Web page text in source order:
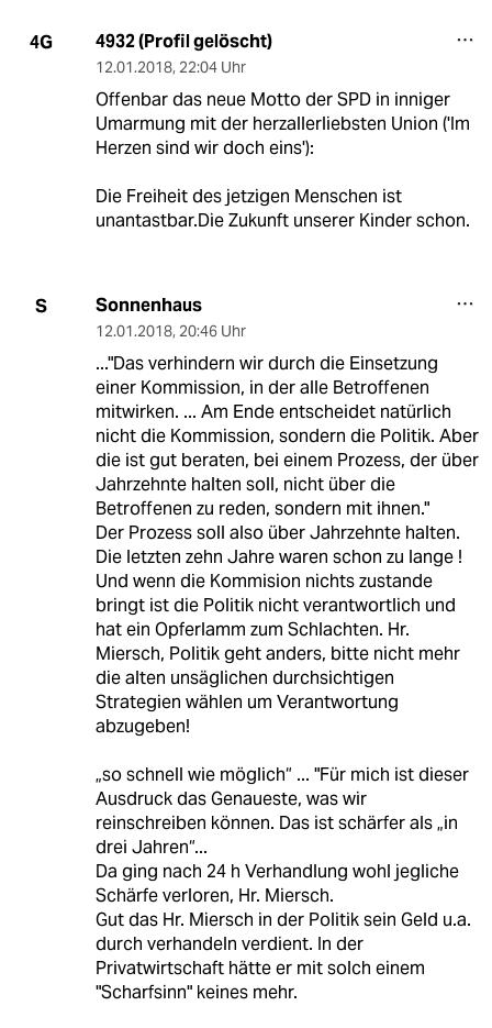
4G 4932 (Profil gelöscht)
12.01.2018, 22:04 Uhr
Offenbar das neue Motto der SPD in inniger
Umarmung mit der herzallerliebsten Union ('Im
Herzen sind wir doch eins'):
Die Freiheit des jetzigen Menschen ist
unantastbar.Die Zukunft unserer Kinder schon.
S Sonnenhaus
12.01.2018, 20:46 Uhr
..."Das verhindern wir durch die Einsetzung
einer Kommission, in der alle Betroffenen
mitwirken. ... Am Ende entscheidet natürlich
nicht die Kommission, sondern die Politik. Aber
die ist gut beraten, bei einem Prozess, der über
Jahrzehnte halten soll, nicht über die
Betroffenen zu reden, sondern mit ihnen."
Der Prozess soll also über Jahrzehnte halten.
Die letzten zehn Jahre waren schon zu lange !
Und wenn die Kommision nichts zustande
bringt ist die Politik nicht verantwortlich und
hat ein Opferlamm zum Schlachten. Hr.
Miersch, Politik geht anders, bitte nicht mehr
die alten unsäglichen durchsichtigen
Strategien wählen um Verantwortung
abzugeben!
„so schnell wie möglich“ ... "Für mich ist dieser
Ausdruck das Genaueste, was wir
reinschreiben können. Das ist schärfer als „in
drei Jahren“...
Da ging nach 24 h Verhandlung wohl jegliche
Schärfe verloren, Hr. Miersch.
Gut das Hr. Miersch in der Politik sein Geld u.a.
durch verhandeln verdient. In der
Privatwirtschaft hätte er mit solch einem
"Scharfsinn" keines mehr.